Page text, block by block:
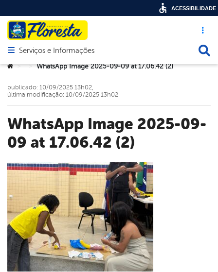
Acesso
Abrir menu principal de navegação
Serviços e Informações
Você está aqui:
> > WhatsApp Image 2025-09-09 at 17.06.42 (2)
WhatsApp Image 2025-09-
09 at 17.06.42 (2)
publicado: 10/09/2025 13h02,
última modificação: 10/09/2025 13h02
ACESSIBILIDADE